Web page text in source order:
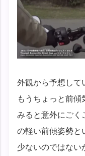
外観から予想して
もうちょっと前傾
みると意外にごく
の軽い前傾姿勢と
少ないのではない